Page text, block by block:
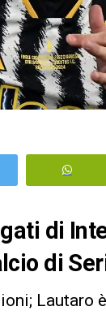
di
di
Lautaro